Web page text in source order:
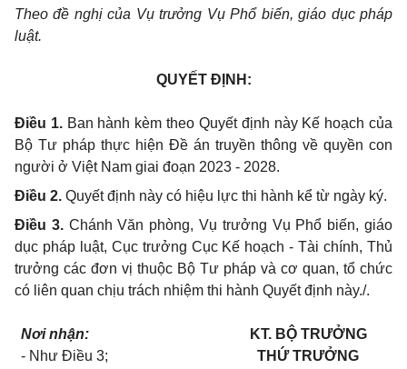
Theo đề nghị của Vụ trưởng Vụ Phổ biến, giáo dục pháp
luật.
QUYẾT ĐỊNH:
Điều 1.Ban hành kèm theo Quyết định này Kế hoạch của
Bộ Tư pháp thực hiện Đề án truyền thông về quyền con
người ở Việt Nam giai đoạn 2023 - 2028.
Điều 2. Quyết định này có hiệu lực thi hành kể từ ngày ký.
Điều 3.Chánh Văn phòng, Vụ trưởng Vụ Phổ biến, giáo
dục pháp luật, Cục trưởng Cục Kế hoạch - Tài chính, Thủ
trưởng các đơn vị thuộc Bộ Tư pháp và cơ quan, tổ chức
có liên quan chịu trách nhiệm thi hành Quyết định này./.
Nơi nhận:
- Như Điều 3;
KT. BỘ TRƯỞNG
THỨ TRƯỞNG